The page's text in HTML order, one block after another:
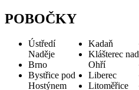
POBOČKY
Ústředí
Naděje
Brno
Bystřice pod
Hostýnem
Kadaň
Klášterec nad
Ohří
Liberec
Litoměřice